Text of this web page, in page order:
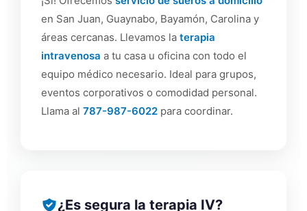
en San Juan, Guaynabo, Bayamón, Carolina y
áreas cercanas. Llevamos la terapia
intravenosa a tu casa u oficina con todo el
equipo médico necesario. Ideal para grupos,
eventos corporativos o comodidad personal.
Llama al 787-987-6022 para coordinar.
¿Es segura la terapia IV?